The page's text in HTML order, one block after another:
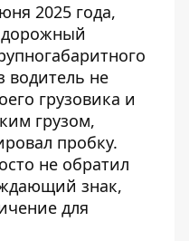
2025 года,
водитель не
грузовика и
грузом,
пробку.
не обратил
знак,
для